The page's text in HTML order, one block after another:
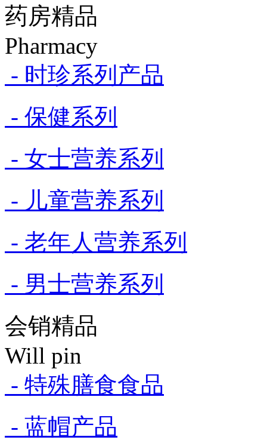
药房精品
Pharmacy
- 时珍系列产品
- 保健系列
- 女士营养系列
- 儿童营养系列
- 老年人营养系列
- 男士营养系列
会销精品
Will pin
- 特殊膳食食品
- 蓝帽产品